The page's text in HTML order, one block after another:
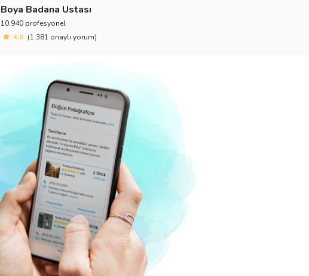
Boya Badana Ustası
10.940 profesyonel
4.9 (1.381 onaylı yorum)